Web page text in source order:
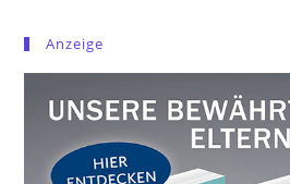
Anzeige